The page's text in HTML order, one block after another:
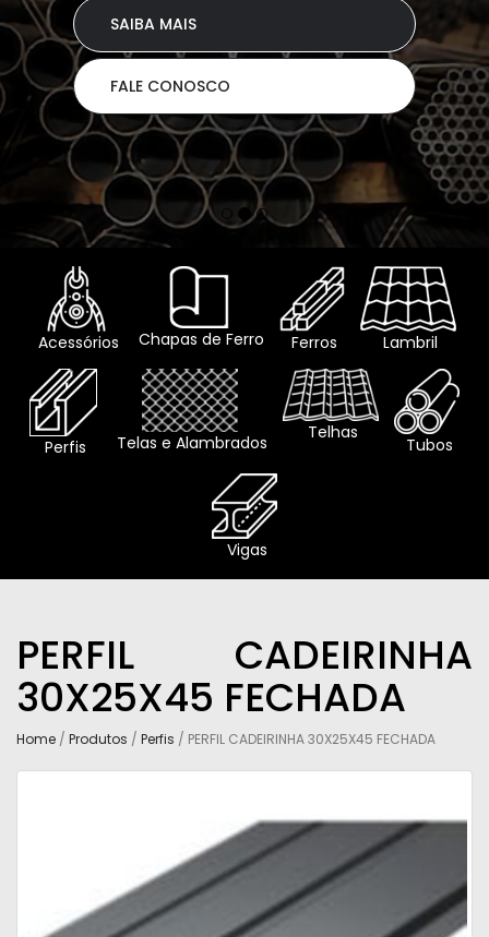
SAIBA MAIS
FALE CONOSCO
Acessórios Chapas de Ferro Ferros Lambril
Perfis Telas e Alambrados
Telhas
Tubos
Vigas
PERFIL CADEIRINHA
30X25X45 FECHADA
Home / Produtos / Perfis / PERFIL CADEIRINHA 30X25X45 FECHADA